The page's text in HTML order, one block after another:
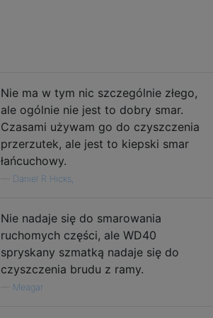
Nie ma w tym nic szczególnie złego,
ale ogólnie nie jest to dobry smar.
Czasami używam go do czyszczenia
przerzutek, ale jest to kiepski smar
łańcuchowy.
Daniel R Hicks,
Nie nadaje się do smarowania
ruchomych części, ale WD40
spryskany szmatką nadaje się do
czyszczenia brudu z ramy.
Meagar